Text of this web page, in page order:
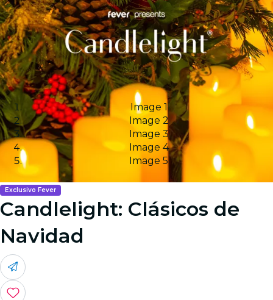
Image 1
Image 2
Image 3
Image 4
Image 5
Exclusivo Fever
Candlelight: Clásicos de
Navidad